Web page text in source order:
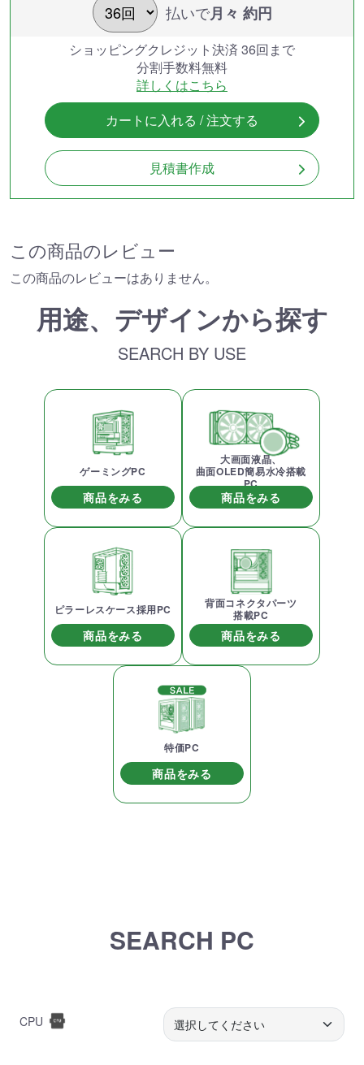
払いで月々 約円
ショッピングクレジット決済 36回まで
分割手数料無料
詳しくはこちら
カートに入れる / 注文する
見積書作成
この商品のレビュー
この商品のレビューはありません。
用途、デザインから探す
SEARCH BY USE
ゲーミングPC
商品をみる
大画面液晶、
曲面OLED簡易水冷搭載
PC
商品をみる
ピラーレスケース採用PC
商品をみる
背面コネクタパーツ
搭載PC
商品をみる
特価PC
商品をみる
SEARCH PC
CPU